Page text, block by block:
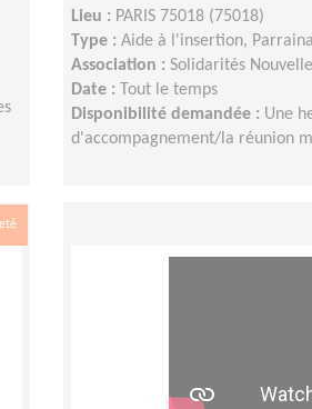
Lieu : PARIS 75018 (75018)
Type : Aide à l'insertion,
Association : Solidarités
Date :
Tout le temps
Disponibilité demandée : Une
d'accompagnement/la réunion